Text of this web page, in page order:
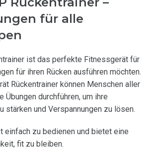
für alle
ist das perfekte Fitnessgerät für
für ihren Rücken ausführen möchten.
Rückentrainer können Menschen aller
durchführen, um ihre
stärken und Verspannungen zu lösen.
einfach zu bedienen und bietet eine
fit zu bleiben.